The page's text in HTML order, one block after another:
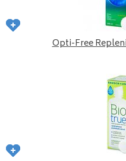
Opti-Free